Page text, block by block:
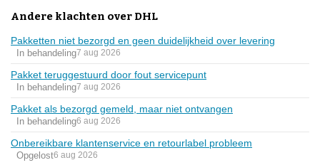
Andere klachten over DHL
Pakketten niet bezorgd en geen duidelijkheid over levering
In behandeling7 aug 2026
Pakket teruggestuurd door fout servicepunt
In behandeling7 aug 2026
Pakket als bezorgd gemeld, maar niet ontvangen
In behandeling6 aug 2026
Onbereikbare klantenservice en retourlabel probleem
Opgelost6 aug 2026